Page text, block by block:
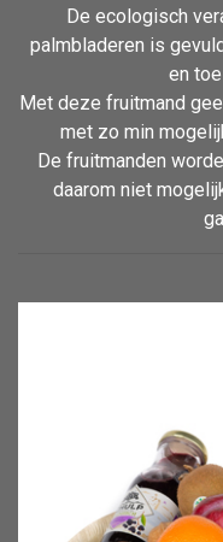
De ecologisch
palmbladeren is
en
Met deze fruitmand
met zo min
De fruitmanden
daarom niet